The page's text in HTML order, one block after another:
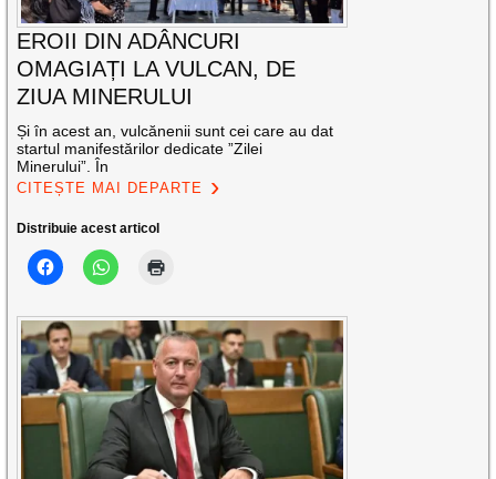
EROII DIN ADÂNCURI
OMAGIAȚI LA VULCAN, DE
ZIUA MINERULUI
Și în acest an, vulcănenii sunt cei care au dat
startul manifestărilor dedicate ”Zilei
Minerului”. În
CITEȘTE MAI DEPARTE
Distribuie acest articol